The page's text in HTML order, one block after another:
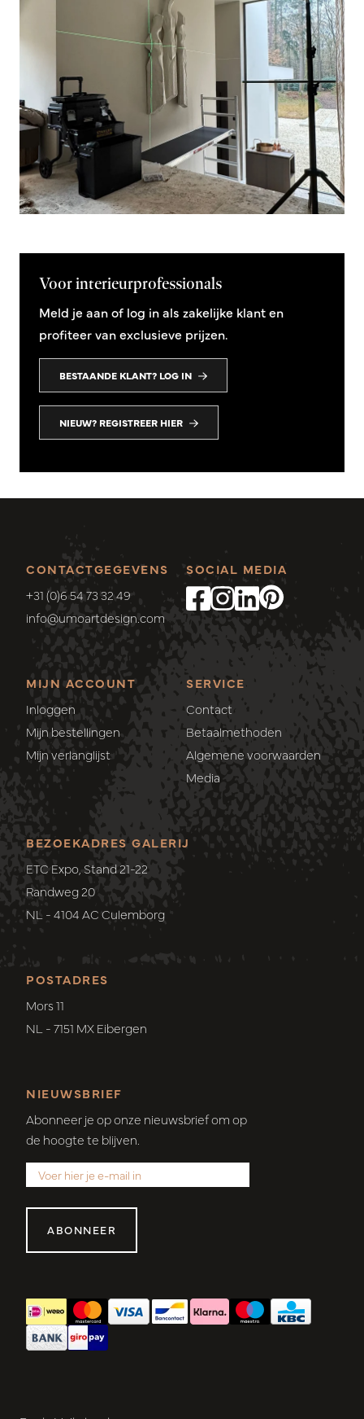
Voor interieurprofessionals
Meld je aan of log in als zakelijke klant en
profiteer van exclusieve prijzen.
BESTAANDE KLANT? LOG IN
NIEUW? REGISTREER HIER
CONTACTGEGEVENS
+31 (0)6 54 73 32 49
info@umoartdesign.com
MIJN ACCOUNT
Inloggen
Mijn bestellingen
Mijn verlanglijst
SERVICE
Contact
Betaalmethoden
Algemene voorwaarden
Media
SOCIAL MEDIA
POSTADRES
Mors 11
NL - 7151 MX Eibergen
BEZOEKADRES GALERIJ
ETC Expo, Stand 21-22
Randweg 20
NL - 4104 AC Culemborg
NIEUWSBRIEF
Abonneer je op onze nieuwsbrief om op
de hoogte te blijven.
ABONNEER